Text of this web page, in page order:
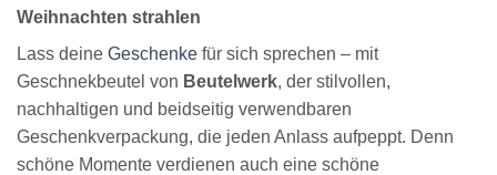
Weihnachten strahlen
Lass deine Geschenke für sich sprechen – mit
Geschnekbeutel von Beutelwerk, der stilvollen,
nachhaltigen und beidseitig verwendbaren
Geschenkverpackung, die jeden Anlass aufpeppt. Denn
schöne Momente verdienen auch eine schöne